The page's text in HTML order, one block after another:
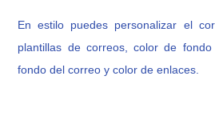
En estilo puedes personalizar el
plantillas de correos, color de
fondo del correo y color de enlaces.